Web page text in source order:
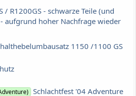
/ R1200GS - schwarze Teile (und
aufgrund hoher Nachfrage wieder
1150 /1100 GS
Schlachtfest '04 Adventure